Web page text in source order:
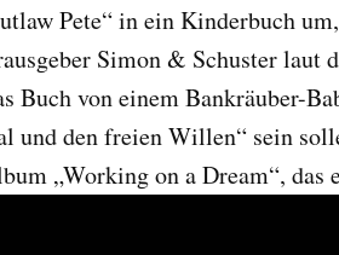
Pete“ in ein Kinderbuch
Simon & Schuster laut
Buch von einem Bankräuber-
und den freien Willen“ sein
„Working on a Dream“,